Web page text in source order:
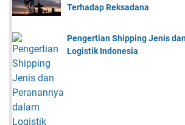
Terhadap Reksadana
Pengertian Shipping Jenis
Logistik Indonesia